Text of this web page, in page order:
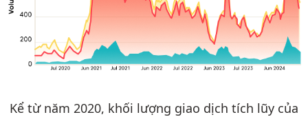
Kể từ năm 2020, khối lượng giao dịch tích lũy của